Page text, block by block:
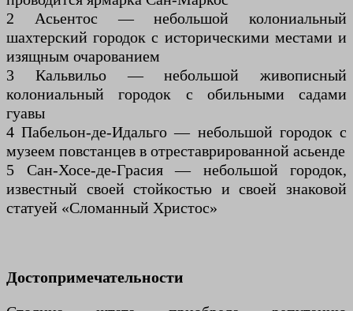
2 Асьентос — небольшой колониальный
шахтерский городок с историческими местами и
изящным очарованием
3 Кальвильо — небольшой живописный
колониальный городок с обильными садами
гуавы
4 Пабельон-де-Идальго — небольшой городок с
музеем повстанцев в отреставрированной асьенде
5 Сан-Хосе-де-Грасия — небольшой городок,
известный своей стойкостью и своей знаковой
статуей «Сломанный Христос»
Достопримечательности